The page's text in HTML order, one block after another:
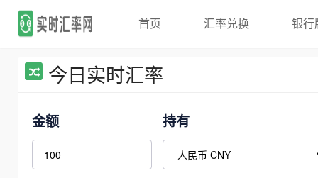
首页 汇率兑换 银行
今日实时汇率
金额 持有